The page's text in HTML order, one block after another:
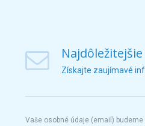
Získajte zaujímavé
Vaše osobné údaje (email)